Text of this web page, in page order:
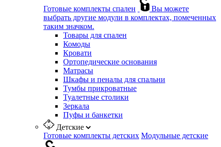
Готовые комплекты спален
Вы можете
выбрать другие модули в комплектах, помеченных
таким значком.
Товары для спален
Комоды
Кровати
Ортопедические основания
Матрасы
Шкафы и пеналы для спальни
Тумбы прикроватные
Туалетные столики
Зеркала
Пуфы и банкетки
Детские
Готовые комплекты детских Модульные детские